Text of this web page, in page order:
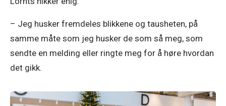
– Jeg husker fremdeles blikkene og tausheten, på
samme måte som jeg husker de som så meg, som
sendte en melding eller ringte meg for å høre hvordan
det gikk.